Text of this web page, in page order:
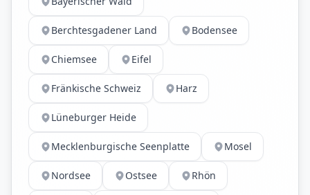
Berchtesgadener Land Bodensee
Chiemsee Eifel
Fränkische Schweiz Harz
Lüneburger Heide
Mecklenburgische Seenplatte Mosel
Nordsee Ostsee Rhön